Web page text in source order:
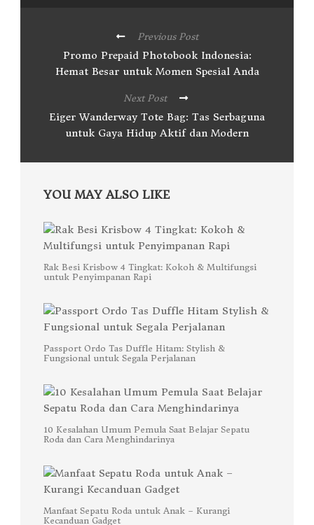
Previous Post
Promo Prepaid Photobook Indonesia:
Hemat Besar untuk Momen Spesial Anda
Next Post
Eiger Wanderway Tote Bag: Tas Serbaguna
untuk Gaya Hidup Aktif dan Modern
YOU MAY ALSO LIKE
Rak Besi Krisbow 4 Tingkat: Kokoh & Multifungsi
untuk Penyimpanan Rapi
Passport Ordo Tas Duffle Hitam: Stylish &
Fungsional untuk Segala Perjalanan
10 Kesalahan Umum Pemula Saat Belajar Sepatu
Roda dan Cara Menghindarinya
Manfaat Sepatu Roda untuk Anak – Kurangi
Kecanduan Gadget